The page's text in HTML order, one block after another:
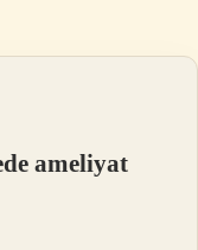
ameliyat